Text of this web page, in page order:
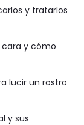
y tratarlos
cara y cómo
lucir un rostro
y sus